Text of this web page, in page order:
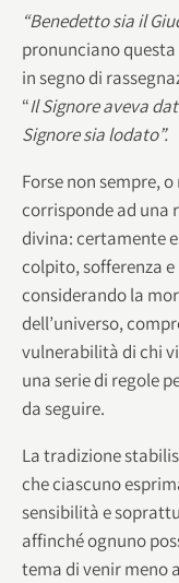
“Benedetto sia il
pronunciano questa
in segno di
“Il Signore aveva
Signore sia lodato”.
Forse non sempre,
corrisponde ad una
divina: certamente
colpito, sofferenza e
considerando la
dell’universo,
vulnerabilità di chi
una serie di regole
da seguire.
La tradizione
che ciascuno
sensibilità e
affinché ognuno
tema di venir meno